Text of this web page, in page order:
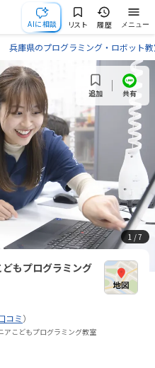
AIに相談 リスト 履歴 メニュー
兵庫県のプログラミング・ロボット
1 / 7
追加 共有
もプログラミング
コミ）
アこどもプログラミング教室